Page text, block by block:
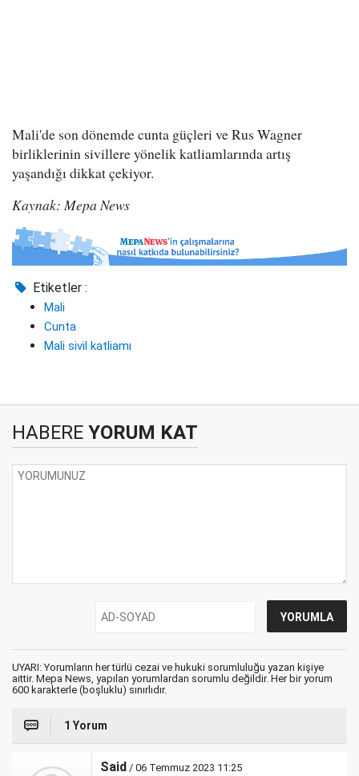
Mali'de son dönemde cunta güçleri ve Rus Wagner
birliklerinin sivillere yönelik katliamlarında artış
yaşandığı dikkat çekiyor.
Kaynak: Mepa News
Etiketler :
Mali
Cunta
Mali sivil katliamı
HABERE YORUM KAT
UYARI: Yorumların her türlü cezai ve hukuki sorumluluğu yazan kişiye
aittir. Mepa News, yapılan yorumlardan sorumlu değildir. Her bir yorum
600 karakterle (boşluklu) sınırlıdır.
1 Yorum
Said / 06 Temmuz 2023 11:25